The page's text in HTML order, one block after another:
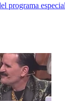
programa